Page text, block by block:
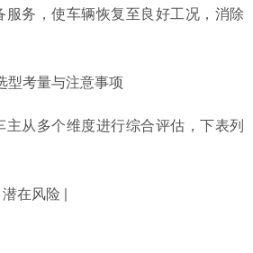
服务，使车辆恢复至良好工况，消除
型考量与注意事项
从多个维度进行综合评估，下表列
在风险 |